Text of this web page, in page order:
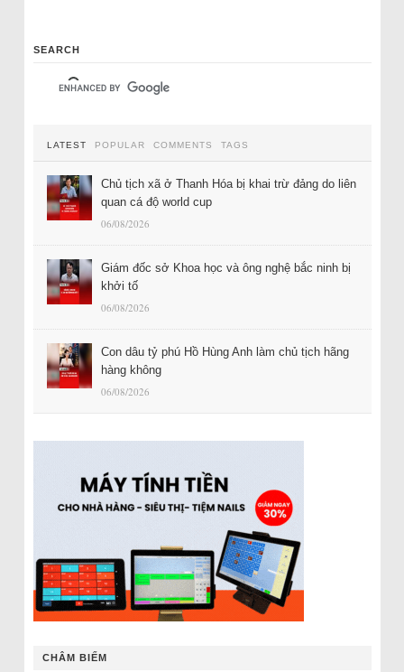
SEARCH
LATEST POPULAR COMMENTS TAGS
Chủ tịch xã ở Thanh Hóa bị khai trừ đảng do liên
quan cá độ world cup
06/08/2026
Giám đốc sở Khoa học và ông nghệ bắc ninh bị
khởi tố
06/08/2026
Con dâu tỷ phú Hồ Hùng Anh làm chủ tịch hãng
hàng không
06/08/2026
CHÂM BIẾM